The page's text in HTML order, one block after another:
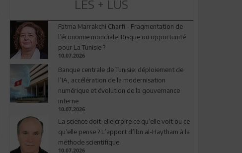
LES + LUS
Fatma Marrakchi Charfi - Fragmentation de
l’économie mondiale: Risque ou opportunité
pour La Tunisie ?
10.07.2026
Banque centrale de Tunisie: déploiement de
l’IA, accélération de la modernisation
numérique et évolution de la gouvernance
interne
10.07.2026
La science doit-elle croire ce qu’elle voit ou ce
qu’elle pense ? L’apport d’Ibn al-Haytham à la
méthode scientifique
10.07.2026